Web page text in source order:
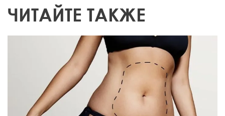
ЧИТАЙТЕ ТАКЖЕ